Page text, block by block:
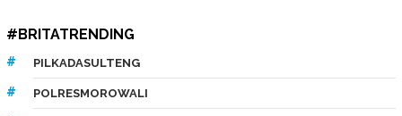
#BRITATRENDING
PILKADASULTENG
POLRESMOROWALI